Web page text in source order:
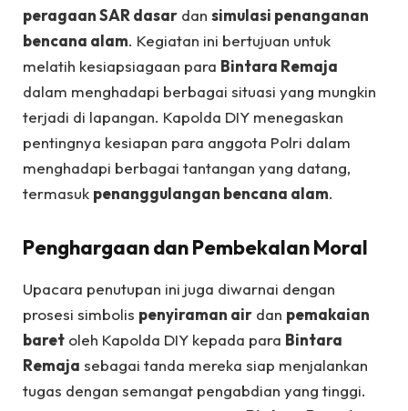
peragaan SAR dasar dan simulasi penanganan
bencana alam. Kegiatan ini bertujuan untuk
melatih kesiapsiagaan para Bintara Remaja
dalam menghadapi berbagai situasi yang mungkin
terjadi di lapangan. Kapolda DIY menegaskan
pentingnya kesiapan para anggota Polri dalam
menghadapi berbagai tantangan yang datang,
termasuk penanggulangan bencana alam.
Penghargaan dan Pembekalan Moral
Upacara penutupan ini juga diwarnai dengan
prosesi simbolis penyiraman air dan pemakaian
baret oleh Kapolda DIY kepada para Bintara
Remaja sebagai tanda mereka siap menjalankan
tugas dengan semangat pengabdian yang tinggi.